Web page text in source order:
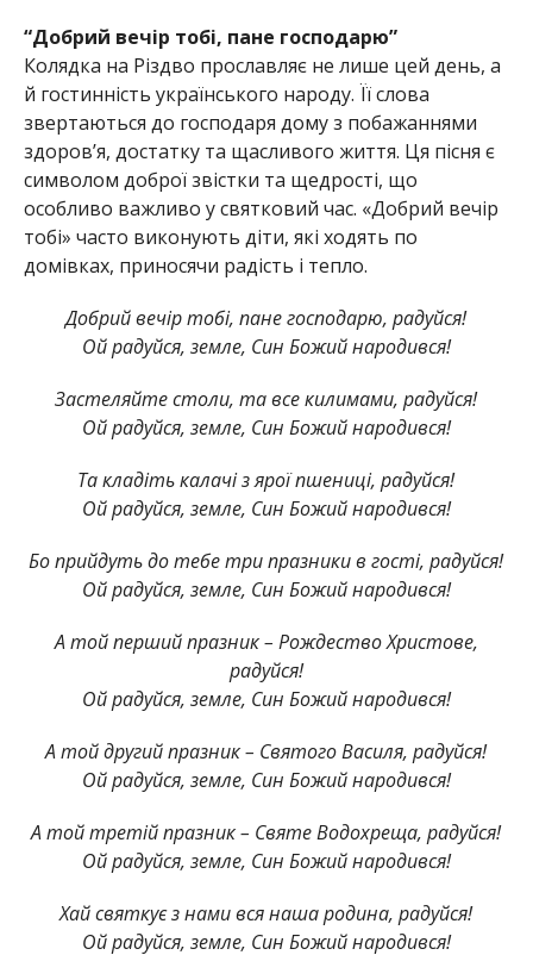
“Добрий вечір тобі, пане господарю”
Колядка на Різдво прославляє не лише цей день, а
й гостинність українського народу. Її слова
звертаються до господаря дому з побажаннями
здоров’я, достатку та щасливого життя. Ця пісня є
символом доброї звістки та щедрості, що
особливо важливо у святковий час. «Добрий вечір
тобі» часто виконують діти, які ходять по
домівках, приносячи радість і тепло.
Добрий вечір тобі, пане господарю, радуйся!
Ой радуйся, земле, Син Божий народився!
Застеляйте столи, та все килимами, радуйся!
Ой радуйся, земле, Син Божий народився!
Та кладіть калачі з ярої пшениці, радуйся!
Ой радуйся, земле, Син Божий народився!
Бо прийдуть до тебе три празники в гості, радуйся!
Ой радуйся, земле, Син Божий народився!
А той перший празник – Рождество Христове,
радуйся!
Ой радуйся, земле, Син Божий народився!
А той другий празник – Святого Василя, радуйся!
Ой радуйся, земле, Син Божий народився!
А той третій празник – Святе Водохреща, радуйся!
Ой радуйся, земле, Син Божий народився!
Хай святкує з нами вся наша родина, радуйся!
Ой радуйся, земле, Син Божий народився!